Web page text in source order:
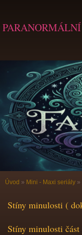
Úvod » Mini - Maxi seriály »
Stíny minulosti (
Stíny minulosti část